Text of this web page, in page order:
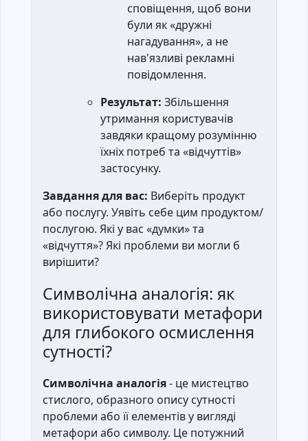
сповіщення, щоб вони
були як «дружні
нагадування», а не
нав'язливі рекламні
повідомлення.
Результат: Збільшення
утримання користувачів
завдяки кращому розумінню
їхніх потреб та «відчуттів»
застосунку.
Завдання для вас: Виберіть продукт
або послугу. Уявіть себе цим продуктом/
послугою. Які у вас «думки» та
«відчуття»? Які проблеми ви могли б
вирішити?
Символічна аналогія: як
використовувати метафори
для глибокого осмислення
сутності?
Символічна аналогія- це мистецтво
стислого, образного опису сутності
проблеми або її елементів у вигляді
метафори або символу. Це потужний